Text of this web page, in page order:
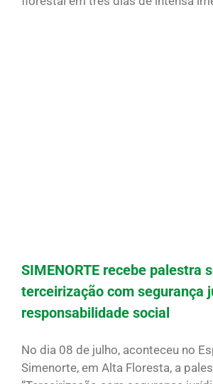
SIMENORTE recebe palestra
terceirização com segurança
responsabilidade social
No dia 08 de julho, aconteceu no
Simenorte, em Alta Floresta, a